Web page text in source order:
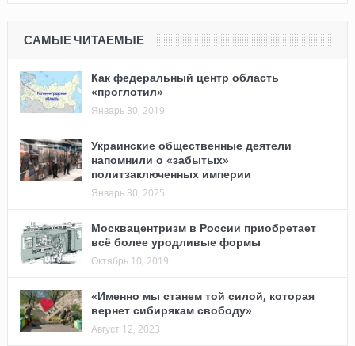
САМЫЕ ЧИТАЕМЫЕ
Как федеральный центр область
«проглотил»
Январь 30, 2019
Украинские общественные деятели
напомнили о «забытых»
политзаключенных империи
Январь 30, 2025
Москвацентризм в России приобретает
всё более уродливые формы
Октябрь 10, 2019
«Именно мы станем той силой, которая
вернет сибирякам свободу»
Август 12, 2023